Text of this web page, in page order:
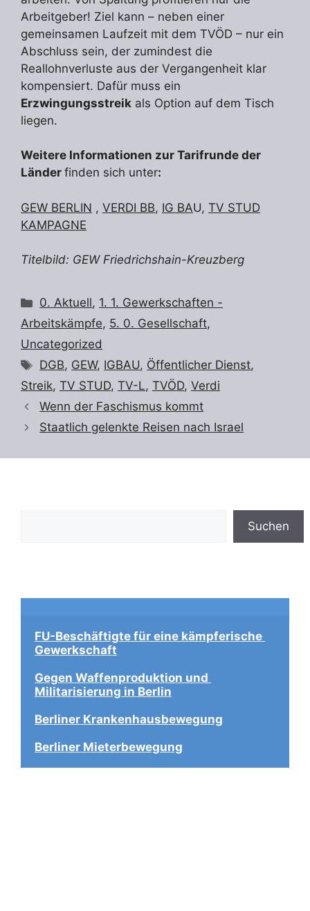
Arbeitgeber! Ziel kann – neben einer
gemeinsamen Laufzeit mit dem TVÖD – nur ein
Abschluss sein, der zumindest die
Reallohnverluste aus der Vergangenheit klar
kompensiert. Dafür muss ein
Erzwingungsstreik als Option auf dem Tisch
liegen.
Weitere Informationen zur Tarifrunde der
Länder finden sich unter:
GEW BERLIN , VERDI BB, IG BAU, TV STUD
KAMPAGNE
Titelbild: GEW Friedrichshain-Kreuzberg
Kategorien
0. Aktuell, 1. 1. Gewerkschaften -
Arbeitskämpfe, 5. 0. Gesellschaft,
Uncategorized
Schlagwörter
DGB, GEW, IGBAU, Öffentlicher Dienst,
Streik, TV STUD, TV-L, TVÖD, Verdi
Wenn der Faschismus kommt
Staatlich gelenkte Reisen nach Israel
Suchen
FU-Beschäftigte für eine kämpferische
Gewerkschaft
Gegen Waffenproduktion und
Militarisierung in Berlin
Berliner Krankenhausbewegung
Berliner Mieterbewegung